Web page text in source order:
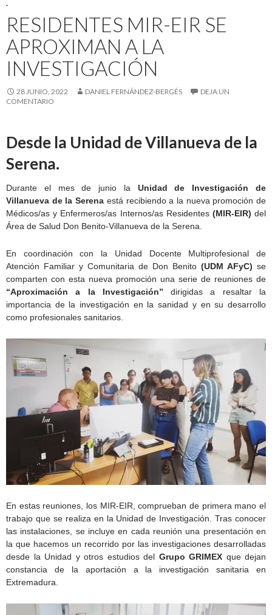
.
RESIDENTES MIR-EIR SE
APROXIMAN A LA
INVESTIGACIÓN
28 JUNIO, 2022 DANIEL FERNÁNDEZ-BERGÉS
DEJA UN
COMENTARIO
Desde la Unidad de Villanueva de la
Serena.
Durante el mes de junio la Unidad de Investigación de
Villanueva de la Serena está recibiendo a la nueva promoción de
Médicos/as y Enfermeros/as Internos/as Residentes (MIR-EIR) del
Área de Salud Don Benito-Villanueva de la Serena.
En coordinación con la Unidad Docente Multiprofesional de
Atención Familiar y Comunitaria de Don Benito (UDM AFyC) se
comparten con esta nueva promoción una serie de reuniones de
“Aproximación a la Investigación” dirigidas a resaltar la
importancia de la investigación en la sanidad y en su desarrollo
como profesionales sanitarios.
En estas reuniones, los MIR-EIR, comprueban de primera mano el
trabajo que se realiza en la Unidad de Investigación. Tras conocer
las instalaciones, se incluye en cada reunión una presentación en
la que hacemos un recorrido por las investigaciones desarrolladas
desde la Unidad y otros estudios del Grupo GRIMEX que dejan
constancia de la aportación a la investigación sanitaria en
Extremadura.